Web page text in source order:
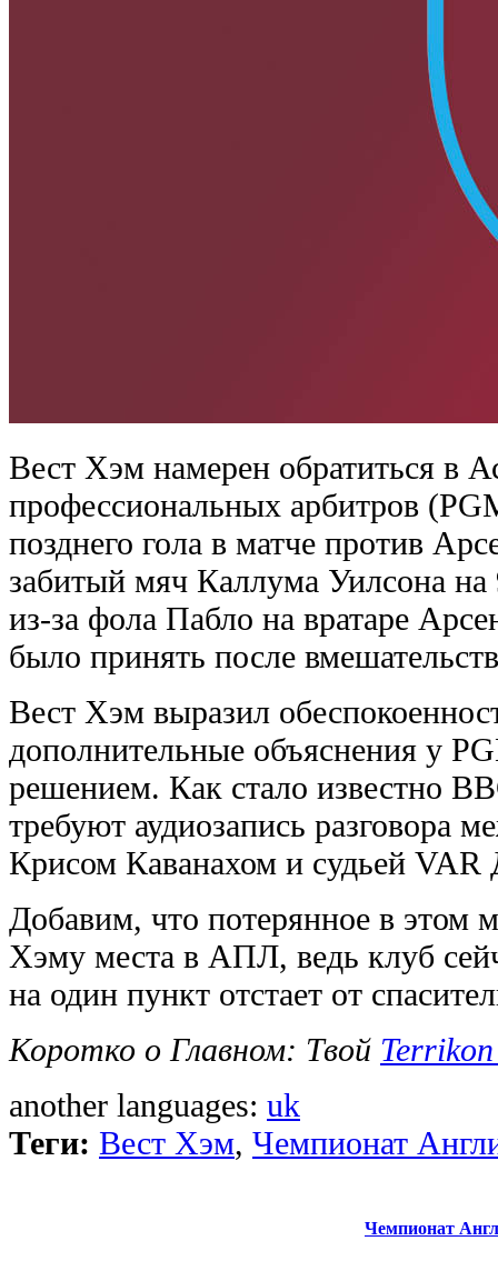
Вест Хэм намерен обратиться в
профессиональных арбитров
позднего гола в матче против
забитый мяч Каллума Уилсона
из-за фола Пабло на вратаре
было принять после
Вест Хэм выразил
дополнительные объяснения у
решением. Как стало известно
требуют аудиозапись разговора
Крисом Каванахом и судьей
Добавим, что потерянное в этом
Хэму места в АПЛ, ведь клуб
на один пункт отстает от
Коротко о Главном: Твой
another languages: uk
Теги: Вест Хэм, Чемпионат
Чемпионат